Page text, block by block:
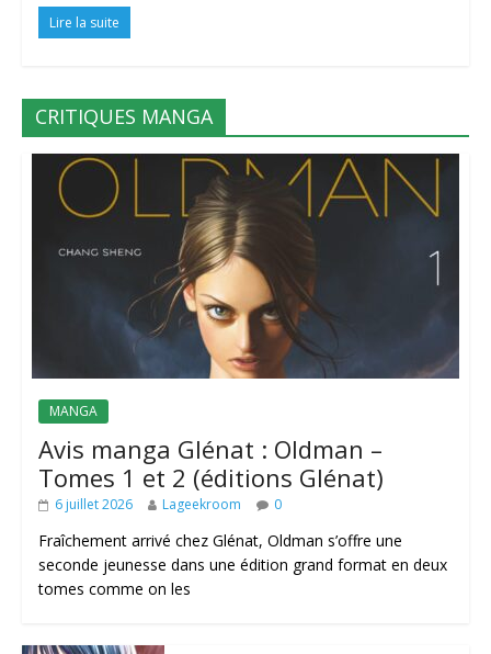
Lire la suite
CRITIQUES MANGA
MANGA
Avis manga Glénat : Oldman –
Tomes 1 et 2 (éditions Glénat)
6 juillet 2026 Lageekroom 0
Fraîchement arrivé chez Glénat, Oldman s’offre une
seconde jeunesse dans une édition grand format en deux
tomes comme on les